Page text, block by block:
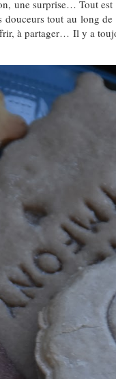
une surprise… Tout
tout au long de
à partager… Il y a